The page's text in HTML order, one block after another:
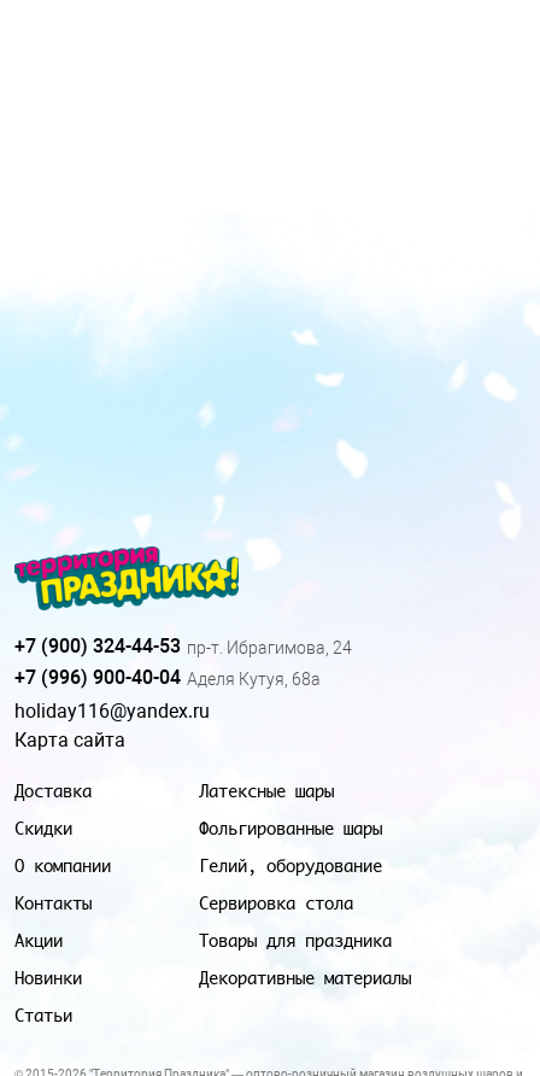
Доставка
Скидки
О компании
Контакты
Акции
Новинки
Статьи
Латексные шары
Фольгированные шары
Гелий, оборудование
Сервировка стола
Товары для праздника
Декоративные материалы
+7 (900) 324-44-53 пр-т. Ибрагимова, 24
+7 (996) 900-40-04 Аделя Кутуя, 68а
holiday116@yandex.ru
Карта сайта